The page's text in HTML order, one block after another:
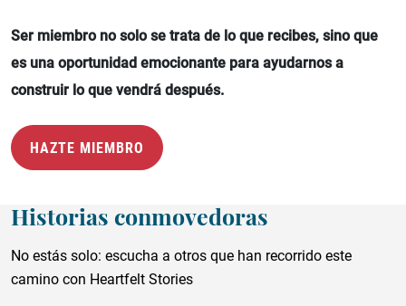
Ser miembro no solo se trata de lo que recibes, sino que
es una oportunidad emocionante para ayudarnos a
construir lo que vendrá después.
HAZTE MIEMBRO
Historias conmovedoras
No estás solo: escucha a otros que han recorrido este
camino con Heartfelt Stories